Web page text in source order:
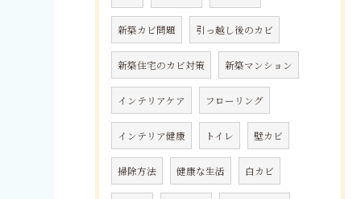
新築カビ問題 引っ越し後のカビ
新築住宅のカビ対策 新築マンション
インテリアケア フローリング
インテリア健康 トイレ 壁カビ
掃除方法 健康な生活 白カビ